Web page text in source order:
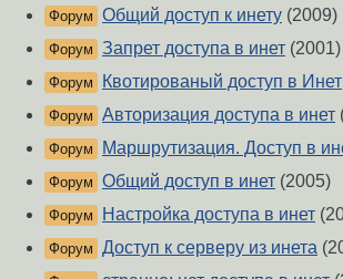
Форум Общий доступ к инету (2009)
Форум Запрет доступа в инет (2001)
Форум Квотированый доступ в Инет
Форум Авторизация доступа в инет
Форум Маршрутизация. Доступ в
Форум Общий доступ в инет (2005)
Форум Настройка доступа в инет
Форум Доступ к серверу из инета